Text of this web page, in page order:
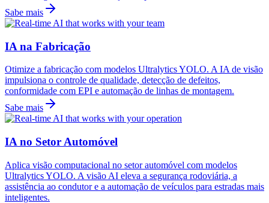
Sabe mais
IA na Fabricação
Otimize a fabricação com modelos Ultralytics YOLO. A IA de visão
impulsiona o controle de qualidade, detecção de defeitos,
conformidade com EPI e automação de linhas de montagem.
Sabe mais
IA no Setor Automóvel
Aplica visão computacional no setor automóvel com modelos
Ultralytics YOLO. A visão AI eleva a segurança rodoviária, a
assistência ao condutor e a automação de veículos para estradas mais
inteligentes.